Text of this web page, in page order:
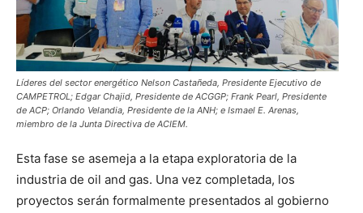
Líderes del sector energético Nelson Castañeda, Presidente Ejecutivo de
CAMPETROL; Edgar Chajid, Presidente de ACGGP; Frank Pearl, Presidente
de ACP; Orlando Velandia, Presidente de la ANH; e Ismael E. Arenas,
miembro de la Junta Directiva de ACIEM.
Esta fase se asemeja a la etapa exploratoria de la
industria de oil and gas. Una vez completada, los
proyectos serán formalmente presentados al gobierno